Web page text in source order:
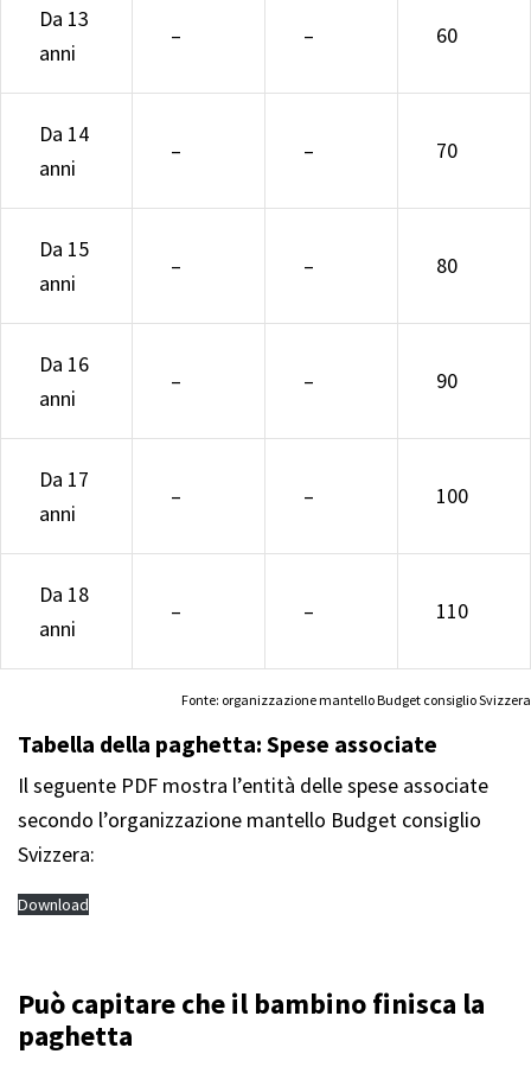
Da 13
anni
– – 60
Da 14
anni
– – 70
Da 15
anni
– – 80
Da 16
anni
– – 90
Da 17
anni
– – 100
Da 18
anni
– – 110
Fonte: organizzazione mantello Budget consiglio Svizzera
Tabella della paghetta: Spese associate
Il seguente PDF mostra l’entità delle spese associate
secondo l’organizzazione mantello Budget consiglio
Svizzera:
Download
Può capitare che il bambino finisca la
paghetta